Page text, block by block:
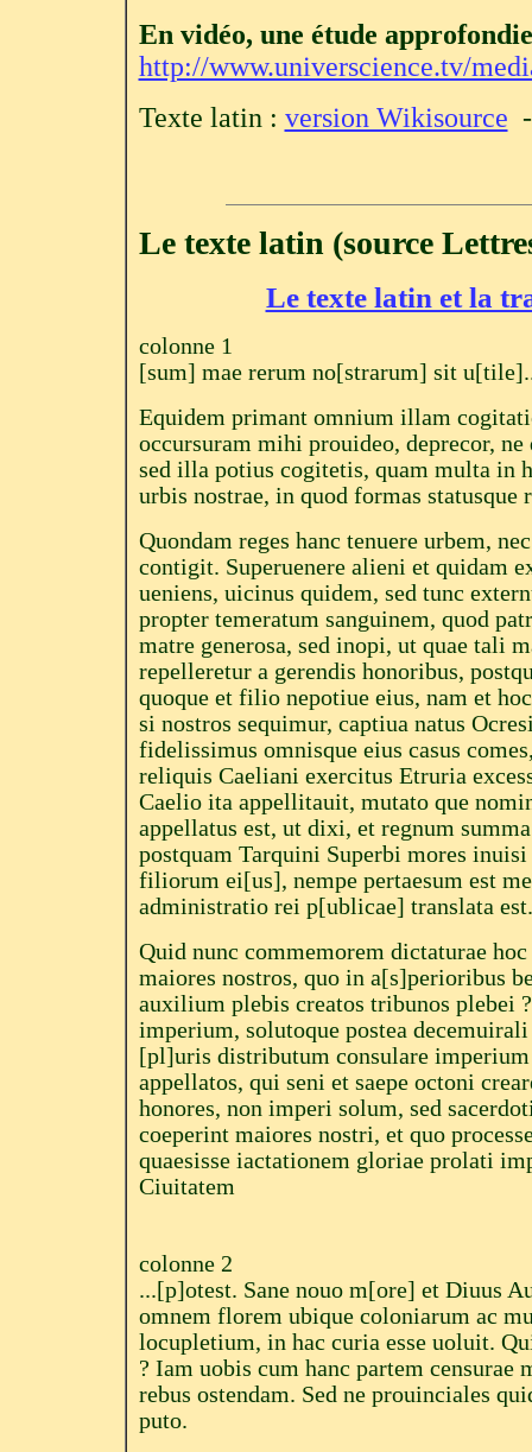
En vidéo, une étude
http://www.universcience.tv/
Texte latin : version Wikisource
Le texte latin (source
Le texte latin et la
colonne 1
[sum] mae rerum no[strarum] sit
Equidem primant omnium illam
occursuram mihi prouideo, deprecor,
sed illa potius cogitetis, quam multa in
urbis nostrae, in quod formas
Quondam reges hanc tenuere urbem,
contigit. Superuenere alieni et quidam
ueniens, uicinus quidem, sed tunc
propter temeratum sanguinem, quod
matre generosa, sed inopi, ut quae tali
repelleretur a gerendis honoribus,
quoque et filio nepotiue eius, nam et
si nostros sequimur, captiua natus
fidelissimus omnisque eius casus
reliquis Caeliani exercitus Etruria
Caelio ita appellitauit, mutato que
appellatus est, ut dixi, et regnum
postquam Tarquini Superbi mores
filiorum ei[us], nempe pertaesum est
administratio rei p[ublicae] translata est.
Quid nunc commemorem dictaturae
maiores nostros, quo in a[s]perioribus
auxilium plebis creatos tribunos plebei
imperium, solutoque postea
[pl]uris distributum consulare
appellatos, qui seni et saepe octoni
honores, non imperi solum, sed
coeperint maiores nostri, et quo
quaesisse iactationem gloriae prolati
Ciuitatem
colonne 2
...[p]otest. Sane nouo m[ore] et Diuus
omnem florem ubique coloniarum ac
locupletium, in hac curia esse uoluit.
? Iam uobis cum hanc partem censurae
rebus ostendam. Sed ne prouinciales
puto.